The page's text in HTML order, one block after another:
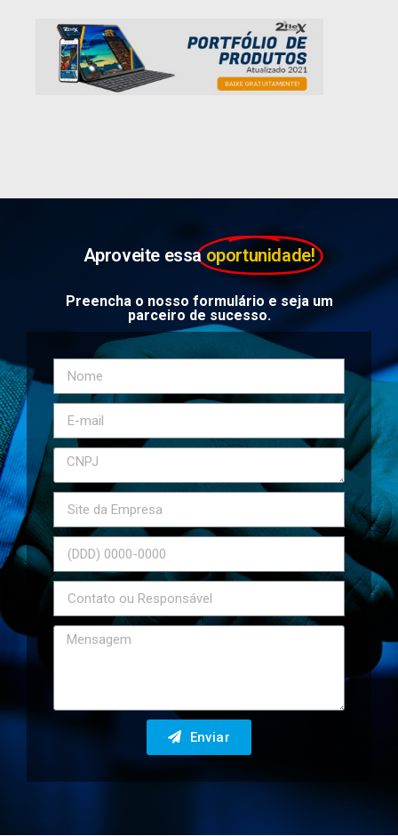
Aproveite essa oportunidade!
Preencha o nosso formulário e seja um
parceiro de sucesso.
Enviar